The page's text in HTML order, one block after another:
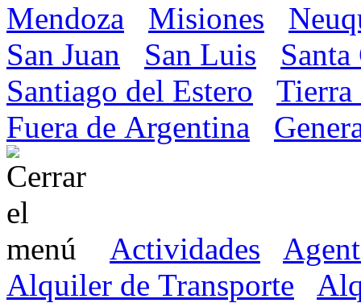
Mendoza
Misiones
San Juan
San Luis
Santiago del Estero
Tierra
Fuera de Argentina
Actividades
Alquiler de Transporte